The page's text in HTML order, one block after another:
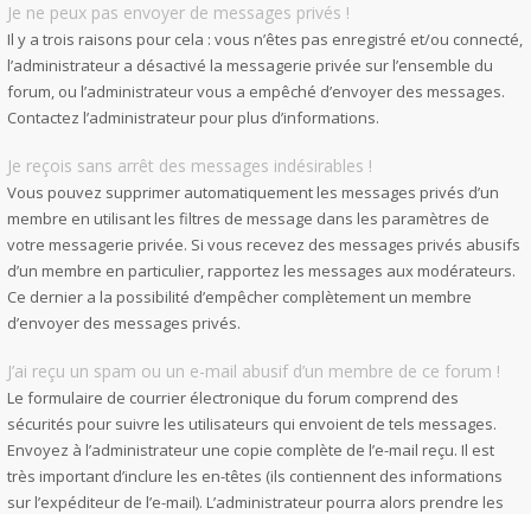
Je ne peux pas envoyer de messages privés !
Il y a trois raisons pour cela : vous n’êtes pas enregistré et/ou connecté,
l’administrateur a désactivé la messagerie privée sur l’ensemble du
forum, ou l’administrateur vous a empêché d’envoyer des messages.
Contactez l’administrateur pour plus d’informations.
Je reçois sans arrêt des messages indésirables !
Vous pouvez supprimer automatiquement les messages privés d’un
membre en utilisant les filtres de message dans les paramètres de
votre messagerie privée. Si vous recevez des messages privés abusifs
d’un membre en particulier, rapportez les messages aux modérateurs.
Ce dernier a la possibilité d’empêcher complètement un membre
d’envoyer des messages privés.
J’ai reçu un spam ou un e-mail abusif d’un membre de ce forum !
Le formulaire de courrier électronique du forum comprend des
sécurités pour suivre les utilisateurs qui envoient de tels messages.
Envoyez à l’administrateur une copie complète de l’e-mail reçu. Il est
très important d’inclure les en-têtes (ils contiennent des informations
sur l’expéditeur de l’e-mail). L’administrateur pourra alors prendre les